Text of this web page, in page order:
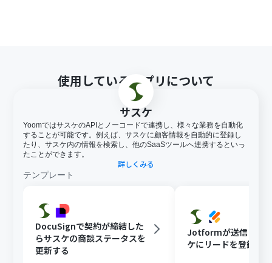
使用しているアプリについて
サスケ
YoomではサスケのAPIとノーコードで連携し、様々な業務を自動化
することが可能です。例えば、サスケに顧客情報を自動的に登録し
たり、サスケ内の情報を検索し、他のSaaSツールへ連携するといっ
たことができます。
詳しくみる
テンプレート
DocuSignで契約が締結した
らサスケの商談ステータスを
更新する
Jotformが送信され
ケにリードを登録する